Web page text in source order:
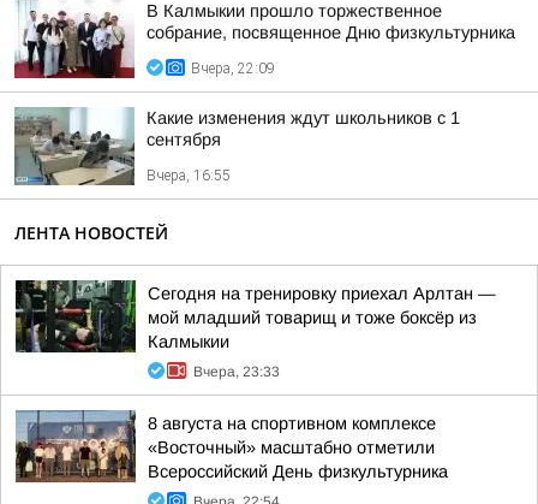
В Калмыкии прошло торжественное
собрание, посвященное Дню физкультурника
Вчера, 22:09
Какие изменения ждут школьников с 1
сентября
Вчера, 16:55
ЛЕНТА НОВОСТЕЙ
Сегодня на тренировку приехал Арлтан —
мой младший товарищ и тоже боксёр из
Калмыкии
Вчера, 23:33
8 августа на спортивном комплексе
«Восточный» масштабно отметили
Всероссийский День физкультурника